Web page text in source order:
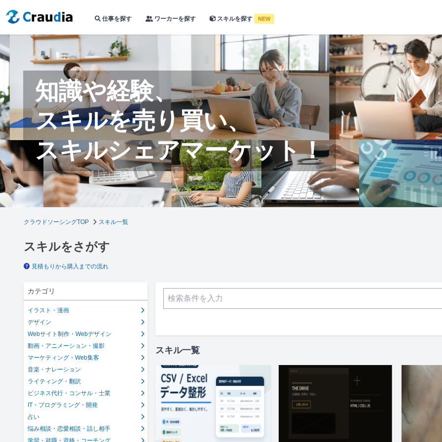
仕事を探す ワーカーを探す スキルを探す NEW
知識や経験、
スキルを売り買い、
スキルシェアマーケット！
クラウドソーシングTOP スキル一覧
スキルをさがす
見積もりから購入までの流れ
カテゴリ
イラスト・漫画
デザイン
Webサイト制作・Webデザイン
動画・アニメーション・撮影
マーケティング・Web集客
音楽・ナレーション
ライティング・翻訳
ビジネス代行・コンサル・士業
IT・プログラミング・開発
占い
悩み相談・恋愛相談・話し相手
学習・就職・資格・コーチング
スキル一覧